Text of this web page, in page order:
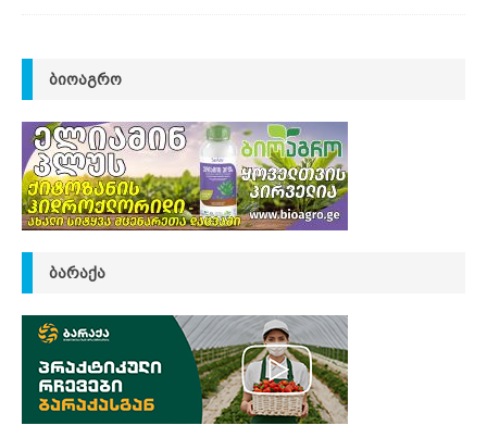
ᲑᲘᲝᲐᲒᲠᲝ
ᲑᲐᲠᲐᲥᲐ